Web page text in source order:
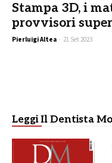
Stampa 3D, i
provvisori
Pierluigi Altea - 21 Set 2023
Leggi Il Dentista